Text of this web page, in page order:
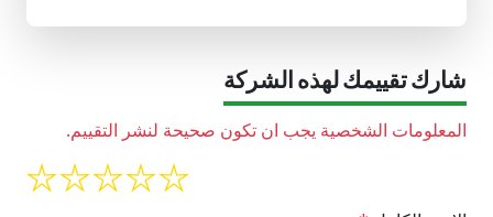
شارك تقييمك لهذه الشركة
المعلومات الشخصية يجب ان تكون صحيحة لنشر التقييم.